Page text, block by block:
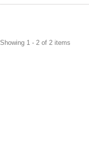
Showing 1 - 2 of 2 items